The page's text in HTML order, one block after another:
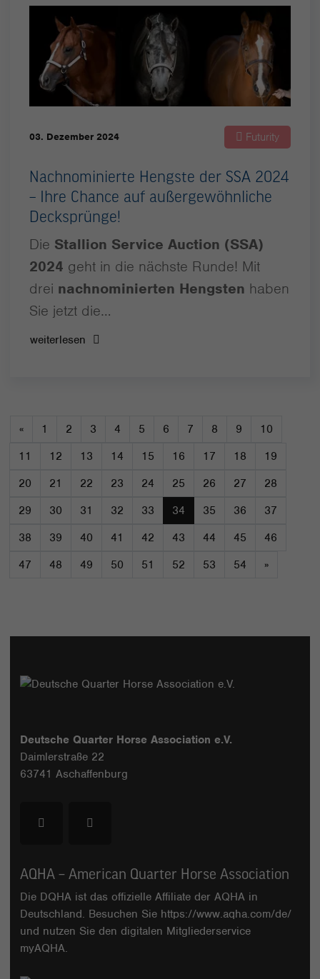
03. Dezember 2024 Futurity
Nachnominierte Hengste der SSA 2024
– Ihre Chance auf außergewöhnliche
Decksprünge!
Die Stallion Service Auction (SSA)
2024 geht in die nächste Runde! Mit
drei nachnominierten Hengsten haben
Sie jetzt die…
weiterlesen
« 1 2 3 4 5 6 7 8 9
10
11
12 13 14 15 16 17 18
19
20
21 22 23 24 25 26 27
28
29
30 31 32 33 34 35 36
37
38
39 40 41 42 43 44 45
46
47
48 49 50 51 52 53 54 »
Deutsche Quarter Horse Association e.V.
Daimlerstraße 22
63741 Aschaffenburg
AQHA – American Quarter Horse Association
Die DQHA ist das offizielle Affiliate der AQHA in
Deutschland. Besuchen Sie https://www.aqha.com/de/
und nutzen Sie den digitalen Mitgliederservice
myAQHA.